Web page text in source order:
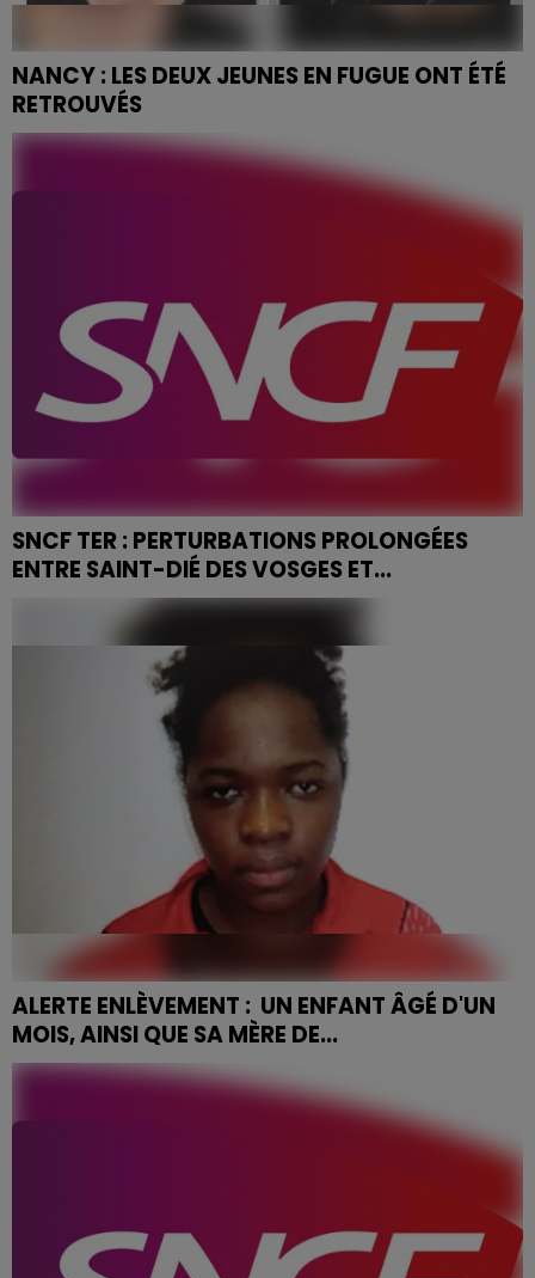
NANCY : LES DEUX JEUNES EN FUGUE ONT ÉTÉ
RETROUVÉS
Les deux enfants, de 11 et 13 ans, portés disparus à
Nancy ont été retrouvés sains et saufs cet après-
midi...
SNCF TER : PERTURBATIONS PROLONGÉES
ENTRE SAINT-DIÉ DES VOSGES ET...
ALERTE ENLÈVEMENT : UN ENFANT ÂGÉ D'UN
MOIS, AINSI QUE SA MÈRE DE...
La disparition a eu lieu, ce vendredi, dans un hôpital de
Meaux, en Seine-et-Marne…